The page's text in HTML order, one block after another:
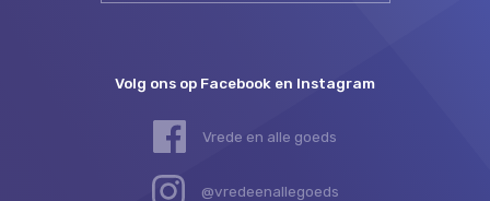
Volg ons op Facebook en Instagram
Vrede en alle goeds
@vredeenallegoeds